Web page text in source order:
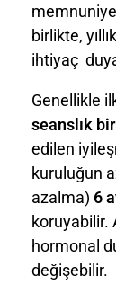
birlikte,
ihtiyaç
Genellikle
seanslık
edilen
kuruluğun
azalma) 6
koruyabilir.
hormonal
değişebilir.